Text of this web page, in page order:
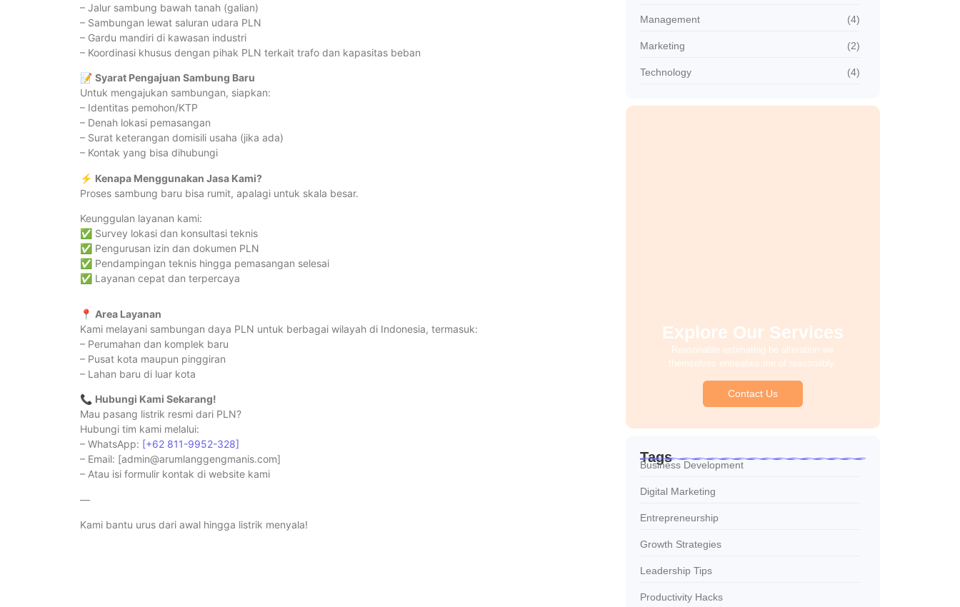
– Jalur sambung bawah tanah (galian)
– Sambungan lewat saluran udara PLN
– Gardu mandiri di kawasan industri
– Koordinasi khusus dengan pihak PLN terkait trafo dan kapasitas beban
📝 Syarat Pengajuan Sambung Baru
Untuk mengajukan sambungan, siapkan:
– Identitas pemohon/KTP
– Denah lokasi pemasangan
– Surat keterangan domisili usaha (jika ada)
– Kontak yang bisa dihubungi
⚡ Kenapa Menggunakan Jasa Kami?
Proses sambung baru bisa rumit, apalagi untuk skala besar.
Keunggulan layanan kami:
✅ Survey lokasi dan konsultasi teknis
✅ Pengurusan izin dan dokumen PLN
✅ Pendampingan teknis hingga pemasangan selesai
✅ Layanan cepat dan terpercaya
📍 Area Layanan
Kami melayani sambungan daya PLN untuk berbagai wilayah di Indonesia, termasuk:
– Perumahan dan komplek baru
– Pusat kota maupun pinggiran
– Lahan baru di luar kota
📞 Hubungi Kami Sekarang!
Mau pasang listrik resmi dari PLN?
Hubungi tim kami melalui:
– WhatsApp: [+62 811-9952-328]
– Email: [admin@arumlanggengmanis.com]
– Atau isi formulir kontak di website kami
—
Kami bantu urus dari awal hingga listrik menyala!
Management (4)
Marketing (2)
Technology (4)
Explore Our Services
Reasonable estimating be alteration we
themselves entreaties me of reasonably.
Contact Us
Tags
Business Development
Digital Marketing
Entrepreneurship
Growth Strategies
Leadership Tips
Productivity Hacks